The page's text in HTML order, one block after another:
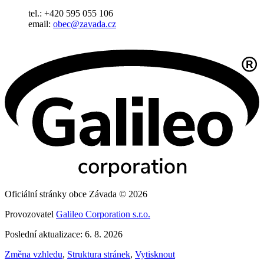
tel.: +420 595 055 106
email: obec@zavada.cz
Oficiální stránky obce Závada © 2026
Provozovatel Galileo Corporation s.r.o.
Poslední aktualizace: 6. 8. 2026
Změna vzhledu, Struktura stránek, Vytisknout